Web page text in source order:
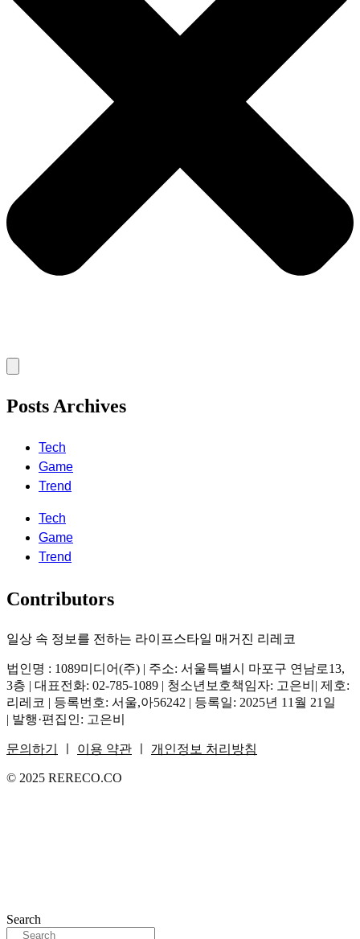
Posts Archives
Tech
Game
Trend
Tech
Game
Trend
Contributors
일상 속 정보를 전하는 라이프스타일 매거진 리레코
법인명 : 1089미디어(주) | 주소: 서울특별시 마포구 연남로13,
3층 | 대표전화: 02-785-1089 | 청소년보호책임자: 고은비| 제호:
리레코 | 등록번호: 서울,아56242 | 등록일: 2025년 11월 21일
| 발행·편집인: 고은비
문의하기 이용 약관 개인정보 처리방침
© 2025 RERECO.CO
Search